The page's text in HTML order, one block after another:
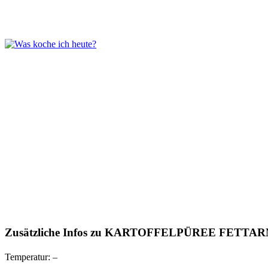
Zusätzliche Infos zu KARTOFFELPÜREE
Temperatur: –